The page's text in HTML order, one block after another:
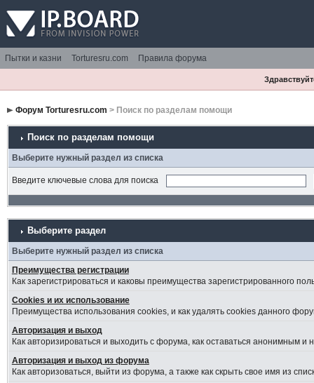
Пытки и казни Torturesru.com Правила форума
Форум Torturesru.com > Поиск по разделам помощи
Поиск по разделам помощи
Выберите нужный раздел из списка
Введите ключевые слова для поиска
Выберите раздел
Выберите нужный раздел из списка
Преимущества регистрации
Как зарегистрироваться и каковы преимущества зарегистрированного
Cookies и их использование
Преимущества использования cookies, и как удалять cookies данного
Авторизация и выход
Как авторизироваться и выходить с форума, как оставаться анонимным
Авторизация и выход из форума
Как авторизоваться, выйти из форума, а также как скрыть свое имя из